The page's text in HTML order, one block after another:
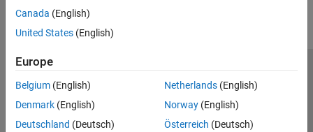
Canada (English)
United States (English)
Europe
Belgium (English)
Denmark (English)
Deutschland (Deutsch)
Netherlands(English)
Norway(English)
Österreich (Deutsch)
Lutte anti-piratage
Contacts locaux
© 1994-2026 The MathWorks, Inc.